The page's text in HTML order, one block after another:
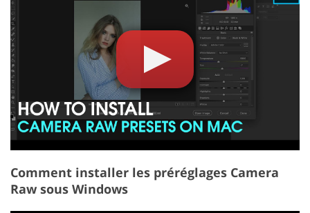
Comment installer les préréglages Camera
Raw sous Windows